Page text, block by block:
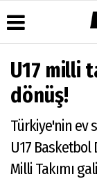
Üye Paneli
Haber
Gazete
Arşivi
U17 milli
dönüş!
Türkiye'nin ev
U17 Basketbol
Milli Takımı